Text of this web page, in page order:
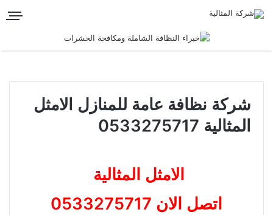
شركة نظافة عامة للمنازل الامثل
المثالية 0533275717
الامثل المثالية
اتصل الان 0533275717